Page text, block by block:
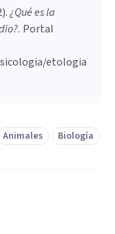
).¿Qué es la
. Portal
etologia
Animales Biología